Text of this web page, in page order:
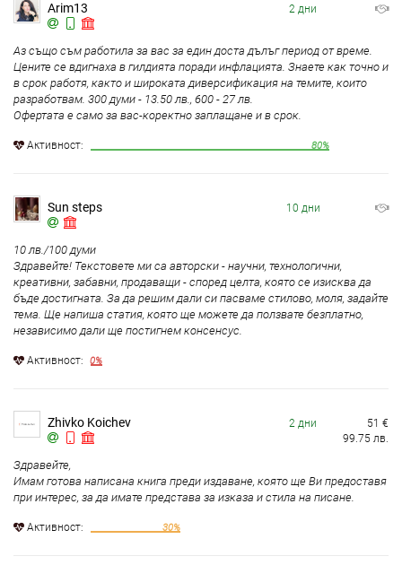
Arim13
Аз също съм работила за вас за един доста дълъг период от време.
Цените се вдигнаха в гилдията поради инфлацията. Знаете как точно и
в срок работя, както и широката диверсификация на темите, които
разработвам. 300 думи - 13.50 лв., 600 - 27 лв.
Офертата е само за вас-коректно заплащане и в срок.
Aктивност: 80%
2 дни
Sun steps
10 лв./100 думи
Здравейте! Текстовете ми са авторски - научни, технологични,
креативни, забавни, продаващи - според целта, която се изисква да
бъде достигната. За да решим дали си пасваме стилово, моля, задайте
тема. Ще напиша статия, която ще можете да ползвате безплатно,
независимо дали ще постигнем консенсус.
Aктивност: 0%
10 дни
Zhivko Koichev
Здравейте,
Имам готова написана книга преди издаване, която ще Ви предоставя
при интерес, за да имате представа за изказа и стила на писане.
Aктивност: 30%
2 дни 51 €
99.75 лв.